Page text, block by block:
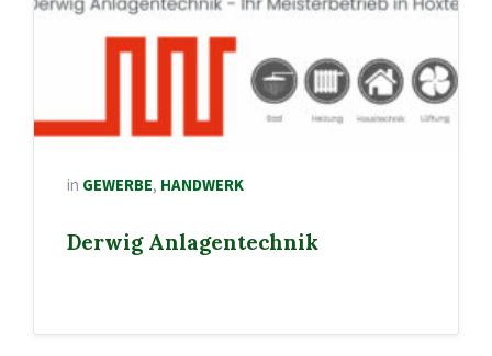
in GEWERBE, HANDWERK
Derwig Anlagentechnik